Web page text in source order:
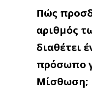
Πώς
αριθμός
διαθέτει
πρόσωπο
Μίσθωση;